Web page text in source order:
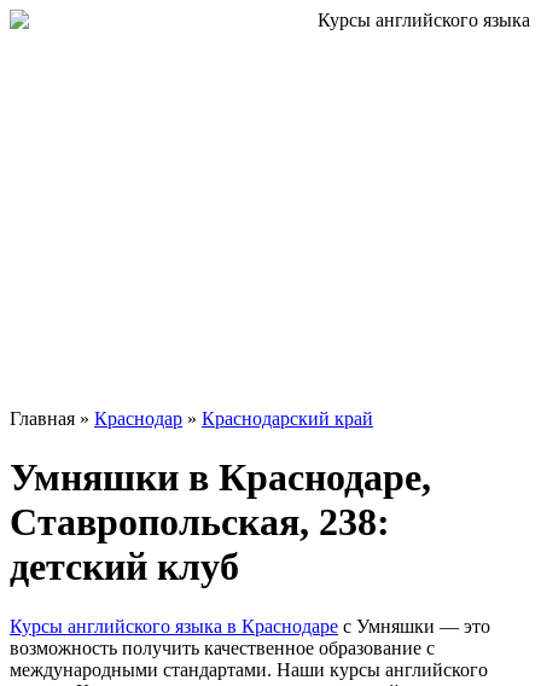
Главная » Краснодар » Краснодарский край
Умняшки в Краснодаре,
Ставропольская, 238:
детский клуб
Курсы английского языка в Краснодаре с Умняшки — это
возможность получить качественное образование с
международными стандартами. Наши курсы английского